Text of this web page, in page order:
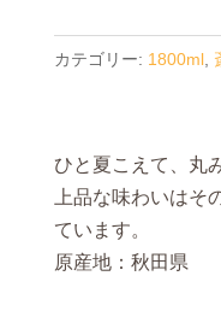
カテゴリー: 1800ml,
ひと夏こえて、丸
上品な味わいはそ
ています。
原産地：秋田県